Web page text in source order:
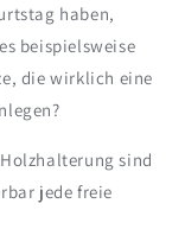
haben,
beispielsweise
die wirklich eine
Holzhalterung sind
jede freie